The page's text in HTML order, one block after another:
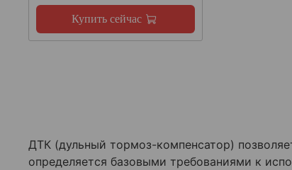
Купить сейчас
ДТК (дульный тормоз-компенсатор)
определяется базовыми требованиями к